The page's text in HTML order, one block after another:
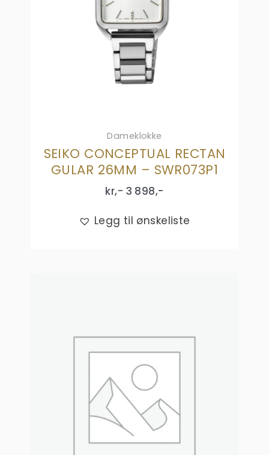
Dameklokke
SEIKO CONCEPTUAL RECTAN
GULAR 26MM – SWR073P1
kr,- 3 898,-
Legg til ønskeliste